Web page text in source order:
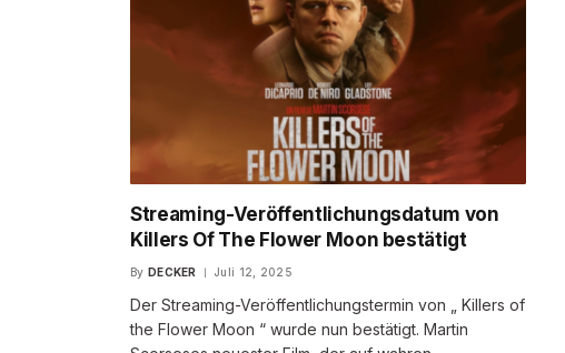
Streaming-Veröffentlichungsdatum von
Killers Of The Flower Moon bestätigt
By DECKER Juli 12, 2025
Der Streaming-Veröffentlichungstermin von „ Killers of
the Flower Moon “ wurde nun bestätigt. Martin